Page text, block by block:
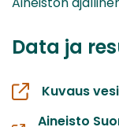
Data ja
Kuvaus
Aineisto